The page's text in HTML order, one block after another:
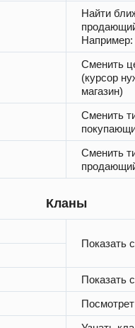
Найти
Например:
Сменить
(курсор
магазин)
Сменить
Сменить
Кланы
Показать
Показать